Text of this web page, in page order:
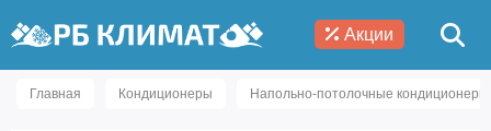
Акции
Главная Кондиционеры Напольно-потолочные кондиционеры